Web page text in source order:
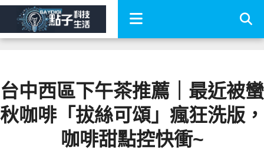
台中西區下午茶推薦｜最近被蠻
秋咖啡「拔絲可頌」瘋狂洗版，
咖啡甜點控快衝~